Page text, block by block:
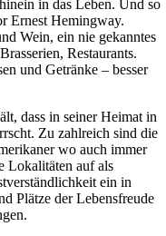
in das Leben. Und so
Ernest Hemingway.
Wein, ein nie gekanntes
Restaurants.
und Getränke – besser
dass in seiner Heimat in
Zu zahlreich sind die
wo auch immer
Lokalitäten auf als
ein in
Plätze der Lebensfreude